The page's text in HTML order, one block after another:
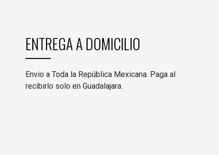
ENTREGA A DOMICILIO
Envio a Toda la República Mexicana. Paga al
recibirlo solo en Guadalajara.